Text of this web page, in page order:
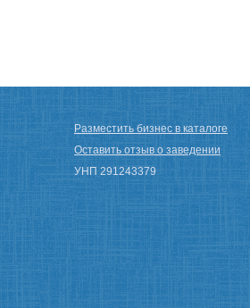
Разместить бизнес в каталоге
Оставить отзыв о заведении
УНП 291243379